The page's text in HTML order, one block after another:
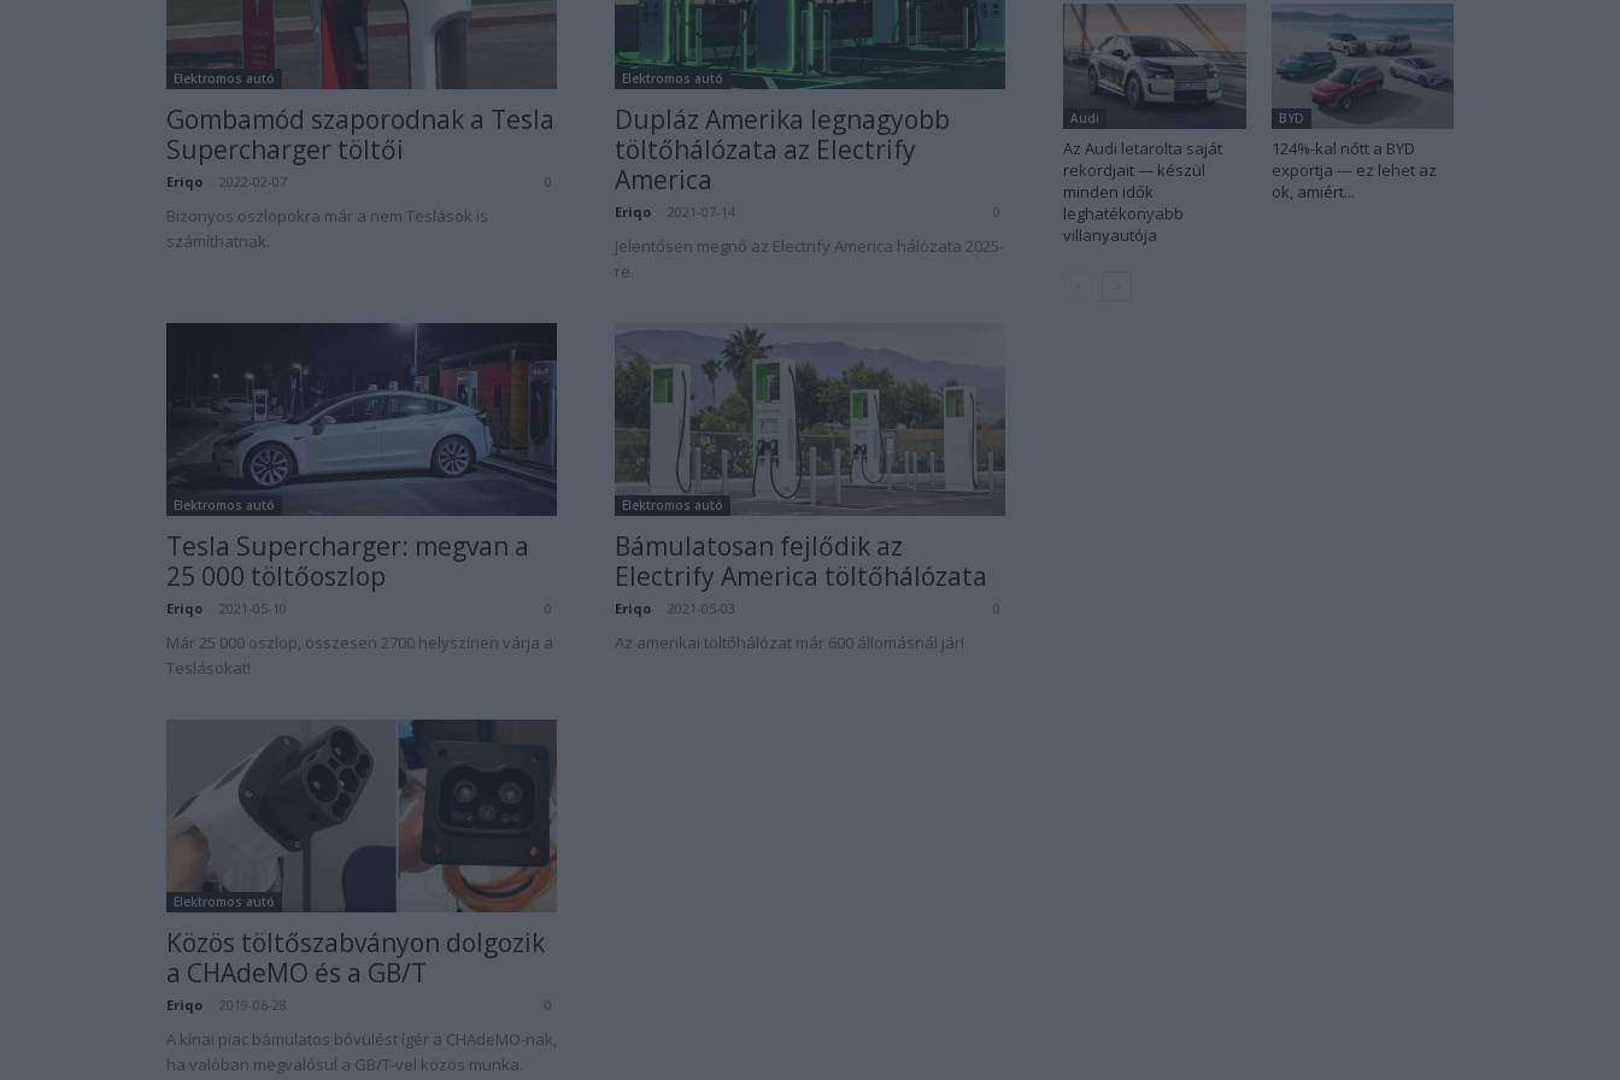
Elektromos autó
Gombamód szaporodnak a Tesla
Supercharger töltői
Eriqo 2022-02-07 0
Bizonyos oszlopokra már a nem Teslások is
számíthatnak.
Elektromos autó
Dupláz Amerika legnagyobb
töltőhálózata az Electrify
America
Eriqo 2021-07-14 0
Jelentősen megnő az Electrify America hálózata 2025-
re.
Elektromos autó
Tesla Supercharger: megvan a
25 000 töltőoszlop
Eriqo 2021-05-10 0
Már 25 000 oszlop, összesen 2700 helyszínen várja a
Teslásokat!
Elektromos autó
Bámulatosan fejlődik az
Electrify America töltőhálózata
Eriqo 2021-05-03 0
Az amerikai töltőhálózat már 600 állomásnál jár!
Elektromos autó
Közös töltőszabványon dolgozik
a CHAdeMO és a GB/T
Eriqo 2019-06-28 0
A kínai piac bámulatos bővülést ígér a CHAdeMO-nak,
ha valóban megvalósul a GB/T-vel közös munka.
Audi
Az Audi letarolta saját
rekordjait — készül
minden idők
leghatékonyabb
villanyautója
BYD
124%-kal nőtt a BYD
exportja — ez lehet az
ok, amiért...